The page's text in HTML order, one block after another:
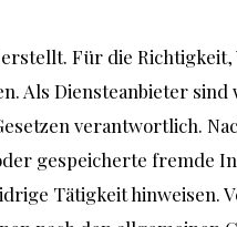
Für die
Als Diensteanbieter sind
verantwortlich.
gespeicherte fremde
Tätigkeit hinweisen.